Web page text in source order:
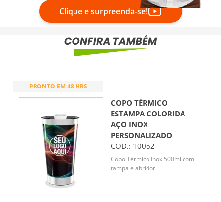
Clique e surpreenda-se!
PRONTO EM 48 HRS
COPO TÉRMICO
ESTAMPA COLORIDA
AÇO INOX
PERSONALIZADO
COD.: 10062
Copo Térmico Inox 500ml com
tampa e abridor.